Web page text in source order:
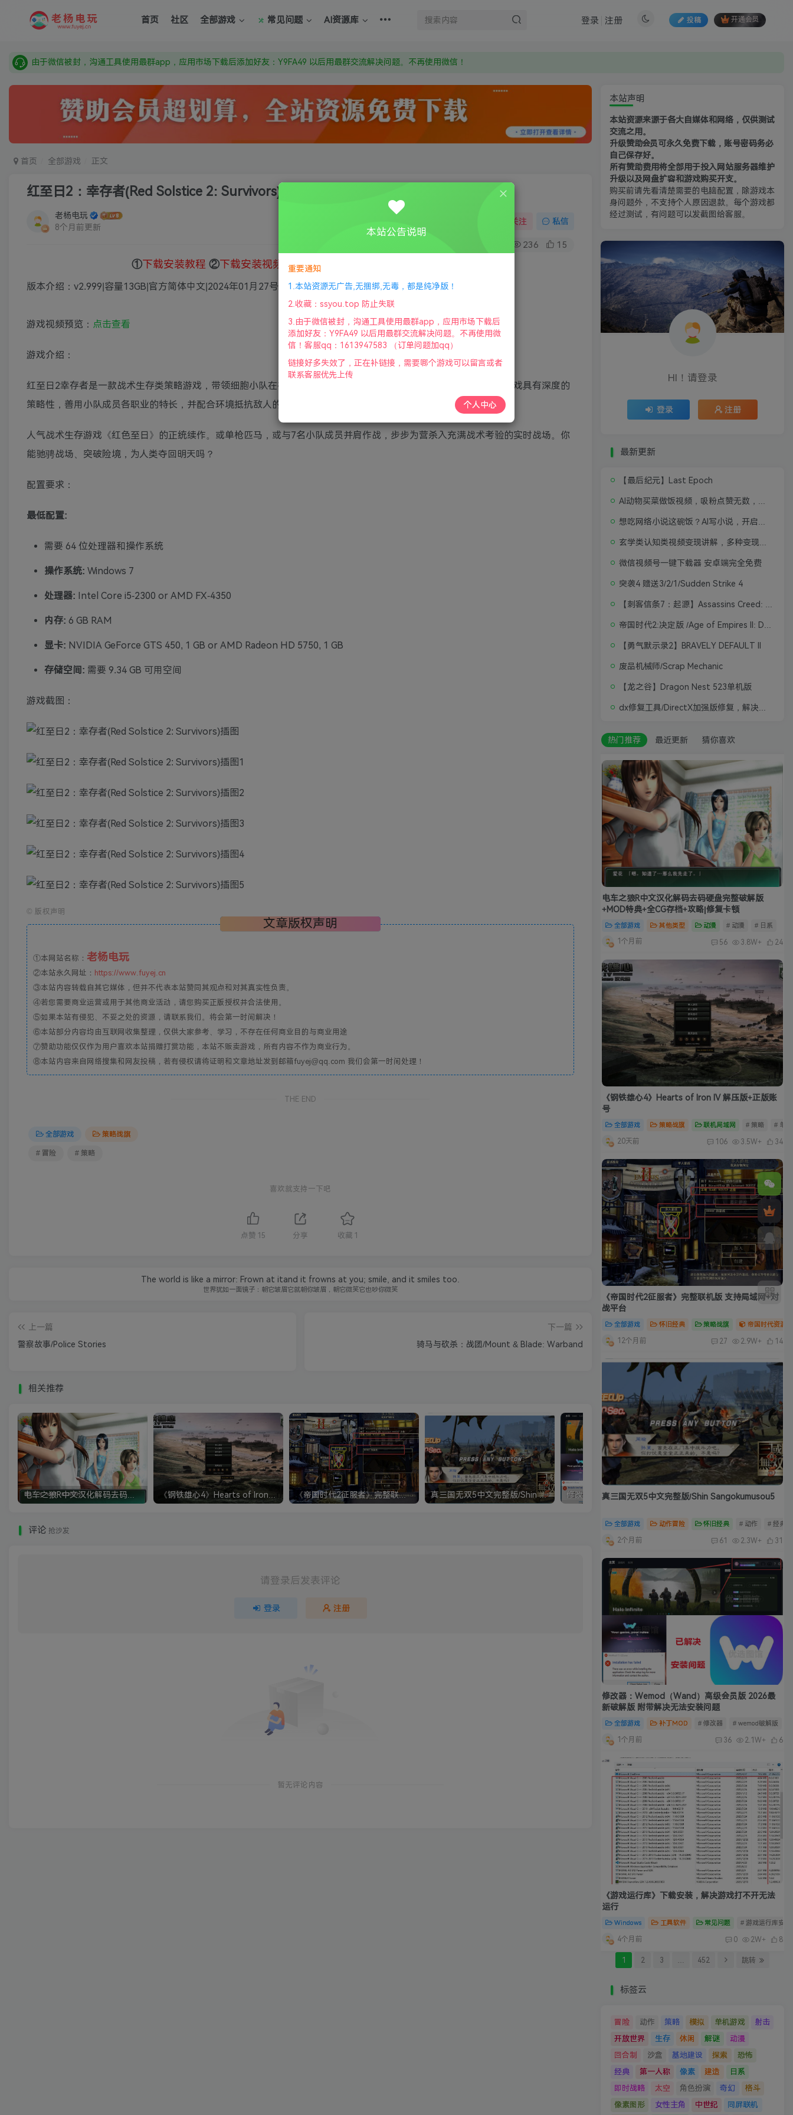
首页 社区 全部游戏 常见问题 AI资源库 投稿 开通会员
登录 注册
需要什么游戏请联系客服，若链接失效请联系客服，百度网盘边上的激活码也是解压密码
首页 全部游戏 正文
红至日2：幸存者(Red Solstice 2: Survivors)
老杨电玩
8个月前更新
关注 私信
236 15
①下载安装教程 ②下载安装视频教程 ③
版本介绍：v2.999|容量13GB|官方简体中文|2024年01月27号更新
游戏视频预览： 点击查看
游戏介绍：
红至日2幸存者是一款战术生存类策略游戏，带领细胞小队在被感染的星球上与怪物作战。这款科幻风格的即时战术游戏具有深度的
策略性，善用小队成员各职业的特长，并配合环境抵抗敌人的袭击。
人气战术生存游戏《红色至日》的正统续作。或单枪匹马，或与7名小队成员并肩作战，步步为营杀入充满战术考验的实时战场。你
能驰骋战场、突破险境，为人类夺回明天吗？
配置要求：
最低配置:
需要 64 位处理器和操作系统
操作系统: Windows 7
处理器: Intel Core i5-2300 or AMD FX-4350
内存: 6 GB RAM
显卡: NVIDIA GeForce GTS 450, 1 GB or AMD Radeon HD 5750, 1 GB
存储空间: 需要 9.34 GB 可用空间
游戏截图：
© 版权声明
文章版权声明
①本网站名称： 老杨电玩
②本站永久网址： https://www.fuyej.cn
③本站内容转载自其它媒体，但并不代表本站赞同其观点和对其真实性负责。
④若您需要商业运营或用于其他商业活动，请您购买正版授权并合法使用。
⑤如果本站有侵犯、不妥之处的资源，请联系我们。将会第一时间解决！
⑥本站部分内容均由互联网收集整理，仅供大家参考、学习，不存在任何商业目的与商业用途
⑦赞助功能仅仅作为用户喜欢本站捐赠打赏功能，本站不贩卖游戏，所有内容不作为商业行为。
⑧本站内容来自网络搜集和网友投稿，若有侵权请将证明和文章地址发到邮箱fuyej@qq.com 我们会第一时间处理！
THE END
全部游戏 策略战旗
# 冒险 # 策略
喜欢就支持一下吧
点赞 15 分享 收藏 1
The world is like a mirror: Frown at itand it frowns at you; smile, and it smiles too.
世界犹如一面镜子：朝它皱眉它就朝你皱眉，朝它微笑它也吵你微笑
上一篇
警察故事/Police Stories
下一篇
骑马与砍杀：战团/Mount & Blade: Warband
相关推荐
《帝国时代2征服者》完整联机版 支持局域网+对战平台 真三国无双5中文完整版/Shin Sangokumusou5 修改器：Wemod（Wand）高级会员版 2026最新破解版 附带解决无法安装问题
评论 抢沙发
请登录后发表评论
登录 注册
暂无评论内容
本站声明
本站资源来源于各大自媒体和网络，仅供测试
交流之用。
升级赞助会员可永久免费下载，账号密码务必
自己保存好。
所有赞助费用将全部用于投入网站服务器维护
升级以及网盘扩容和游戏购买开支。
购买前请先看清楚需要的电脑配置，除游戏本
身问题外，不支持个人原因退款。每个游戏都
经过测试，有问题可以发截图给客服。
HI！请登录
登录 注册
最新更新
【最后纪元】Last Epoch
微信视频号一键下载器 安卓端完全免费
突袭4 赠送3/2/1/Sudden Strike 4
【勇气默示录2】BRAVELY DEFAULT II
废品机械师/Scrap Mechanic
【龙之谷】Dragon Nest 523单机版
热门推荐 最近更新 猜你喜欢
电车之狼R中文汉化解码去码硬盘完整破解版
+MOD特典+全CG存档+攻略|修复卡顿
全部游戏 其他类型 动漫 # 动漫 # 日系
1个月前 56 3.8W+ 24
《钢铁雄心4》Hearts of Iron IV 解压版+正版账
号
全部游戏 策略战旗 联机局域网 # 策略 # 单
20天前 106 3.5W+ 34
《帝国时代2征服者》完整联机版 支持局域网+对
战平台
全部游戏 怀旧经典 策略战旗 帝国时代资源
12个月前 27 2.9W+ 14
真三国无双5中文完整版/Shin Sangokumusou5
全部游戏 动作冒险 怀旧经典 # 动作 # 经典
2个月前 61 2.3W+ 31
修改器：Wemod（Wand）高级会员版 2026最
新破解版 附带解决无法安装问题
全部游戏 补丁MOD # 修改器 # wemod破解版
1个月前 36 2.1W+ 6
《游戏运行库》下载安装，解决游戏打不开无法
运行
Windows 工具软件 常见问题 # 游戏运行库安装
4个月前 0 2W+ 8
1 2 3 … 452 跳转
标签云
冒险 动作 策略 模拟 单机游戏
射击
开放世界
生存 休闲 解谜
动漫
回合制
沙盒 基地建设 探索
恐怖
经典
第一人称 像素 建造
日系
即时战略
太空 角色扮演 奇幻
格斗
像素图形
女性主角 中世纪 同屏联机
本站公告说明
重要通知
1.本站资源无广告,无捆绑,无毒，都是纯净版！
2.收藏：ssyou.top 防止失联
3.由于微信被封，沟通工具使用最群app，应用市场下载后
添加好友：Y9FA49 以后用最群交流解决问题。不再使用微
信！客服qq：1613947583 （订单问题加qq）
链接好多失效了，正在补链接，需要哪个游戏可以留言或者
联系客服优先上传
个人中心